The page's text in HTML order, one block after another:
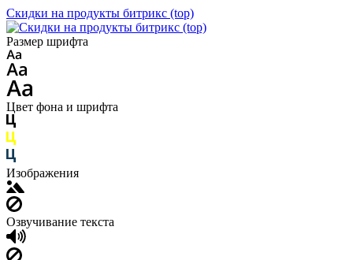
Скидки на продукты битрикс (top)
Размер шрифта
Цвет фона и шрифта
Изображения
Озвучивание текста